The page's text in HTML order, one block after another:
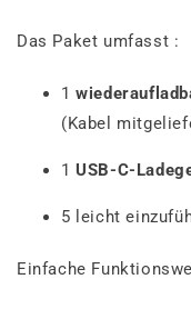
Das Paket umfasst :
1
(Kabel
1USB-C-
5 leicht
Einfache